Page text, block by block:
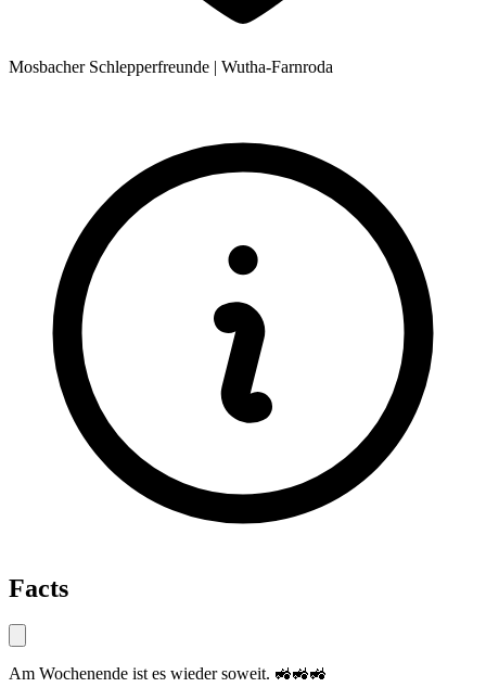
Mosbacher Schlepperfreunde | Wutha-Farnroda
Facts
Am Wochenende ist es wieder soweit. 🚜🚜🚜